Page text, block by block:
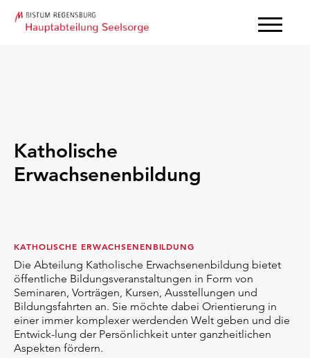
Katholische
Erwachsenenbildung
KATHOLISCHE ERWACHSENENBILDUNG
Die Abteilung Katholische Erwachsenenbildung bietet
öffentliche Bildungsveranstaltungen in Form von
Seminaren, Vorträgen, Kursen, Ausstellungen und
Bildungsfahrten an. Sie möchte dabei Orientierung in
einer immer komplexer werdenden Welt geben und die
Entwick-lung der Persönlichkeit unter ganzheitlichen
Aspekten fördern.